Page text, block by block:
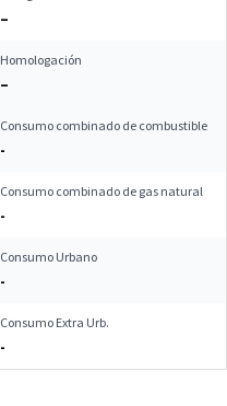
–
Homologación
–
Consumo combinado de combustible
-
Consumo combinado de gas natural
-
Consumo Urbano
-
Consumo Extra Urb.
-